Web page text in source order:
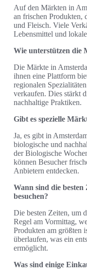
Auf den Märkten in
an frischen Produkten,
und Fleisch. Viele
Lebensmittel und
Wie unterstützen die
Die Märkte in
ihnen eine Plattform
regionalen
verkaufen. Dies stärkt
nachhaltige Praktiken.
Gibt es spezielle
Ja, es gibt in
biologische und
der Biologische
können Besucher
Anbietern entdecken.
Wann sind die
besuchen?
Die besten Zeiten, um
Regel am Vormittag,
Produkten am größten
überlaufen, was ein
ermöglicht.
Was sind einige